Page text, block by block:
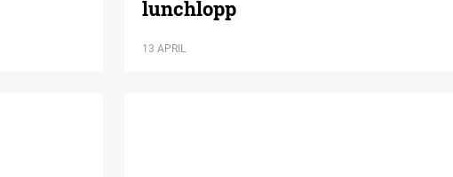
lunchlopp
13 APRIL